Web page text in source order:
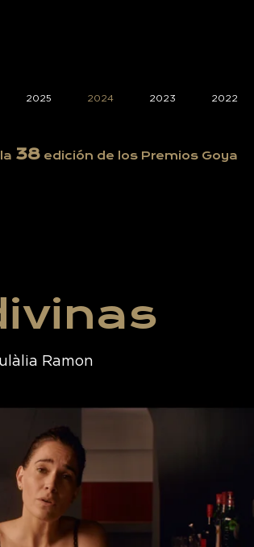
2025 2024 2023 2022
38 edición de los Premios Goya
Ramon